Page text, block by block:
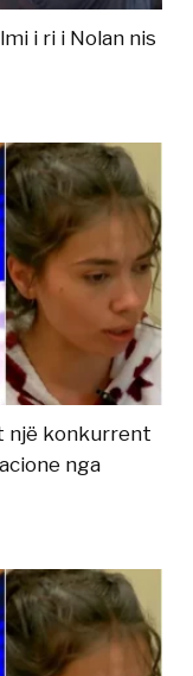
i ri i Nolan nis
një konkurrent
nga